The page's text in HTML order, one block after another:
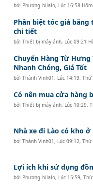
bởi Phương_bilalo, Lúc 16:58
Phân biệt tóc giả
chi tiết
bởiThiết bị máy ảnh, Lúc 09:21
Chuyển Hàng Từ Hưng
Nhanh Chóng, Giá Tốt
bởiThành Vinh01, Lúc 14:19, Thứ
Có nên mua cửa hàng
bởiThiết bị máy ảnh, Lúc 10:29,
Nhà xe đi Lào có kho ở
bởiThành Vinh01, Lúc 09:12,
Lợi ích khi sử dụng
bởi Phương_bilalo, Lúc 15:59,